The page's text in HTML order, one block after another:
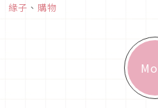
商品資訊圖片來源除了日本所推
緣子 、 購物